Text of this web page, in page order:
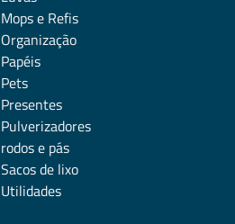
Mops e Refis
Organização
Papéis
Pets
Presentes
Pulverizadores
rodos e pás
Sacos de lixo
Utilidades